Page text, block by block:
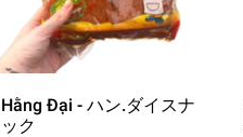
Hằng Đại - ハン.ダイスナ
ック